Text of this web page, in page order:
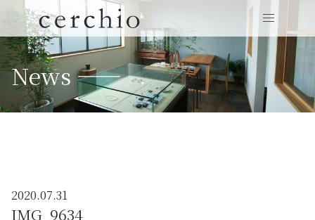
News ——
2020.07.31
IMG_9634